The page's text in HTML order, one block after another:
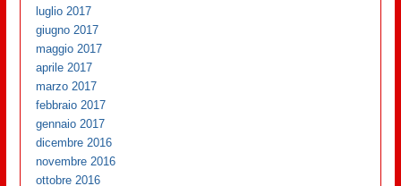
luglio 2017
giugno 2017
maggio 2017
aprile 2017
marzo 2017
febbraio 2017
gennaio 2017
dicembre 2016
novembre 2016
ottobre 2016